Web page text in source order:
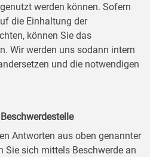
werden können. Sofern
die Einhaltung der
können Sie das
Wir werden uns sodann intern
und die notwendigen
Antworten aus oben genannter
Sie sich mittels Beschwerde an